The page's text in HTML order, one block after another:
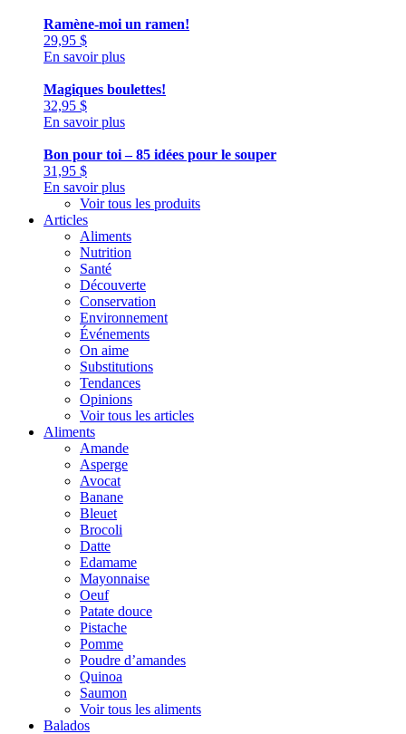
Ramène-moi un ramen!
29,95 $
En savoir plus
Magiques boulettes!
32,95 $
En savoir plus
Bon pour toi – 85 idées pour le souper
31,95 $
En savoir plus
Voir tous les produits
Articles
Aliments
Nutrition
Santé
Découverte
Conservation
Environnement
Événements
On aime
Substitutions
Tendances
Opinions
Voir tous les articles
Aliments
Amande
Asperge
Avocat
Banane
Bleuet
Brocoli
Datte
Edamame
Mayonnaise
Oeuf
Patate douce
Pistache
Pomme
Poudre d’amandes
Quinoa
Saumon
Voir tous les aliments
Balados